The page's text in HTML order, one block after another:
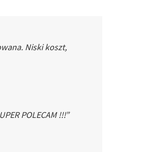
Niski koszt,
POLECAM !!!”